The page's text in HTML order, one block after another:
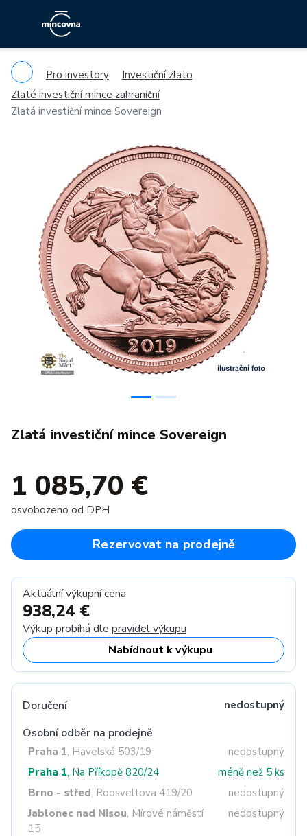
Pro investory
Investiční zlato
Zlaté investiční mince zahraniční
Zlatá investiční mince Sovereign
Previous
Zlatá investiční mince Sovereign
1 085,70 €
osvobozeno od DPH
Rezervovat na prodejně
Aktuální výkupní cena
938,24 €
Výkup probíhá dle pravidel výkupu
Nabídnout k výkupu
Doručení nedostupný
Osobní odběr na prodejně
Praha 1, Havelská 503/19
nedostupný
Praha 1, Na Příkopě 820/24
méně než 5 ks
Brno - střed, Roosveltova 419/20
nedostupný
Jablonec nad Nisou, Mírové náměstí
15
nedostupný